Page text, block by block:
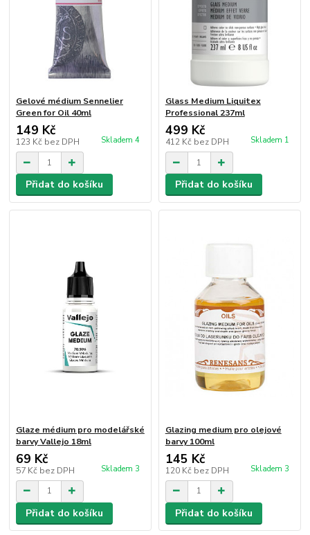
Gelové médium Sennelier
Green for Oil 40ml
149 Kč
123 Kč bez DPH Skladem 4
Přidat do košíku
Glass Medium Liquitex
Professional 237ml
499 Kč
412 Kč bez DPH Skladem 1
Přidat do košíku
Glaze médium pro modelářské
barvy Vallejo 18ml
69 Kč
57 Kč bez DPH Skladem 3
Přidat do košíku
Glazing medium pro olejové
barvy 100ml
145 Kč
120 Kč bez DPH Skladem 3
Přidat do košíku